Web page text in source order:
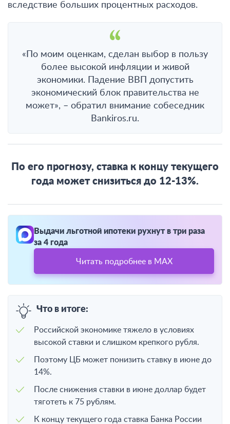
вследствие больших процентных расходов.
«По моим оценкам, сделан выбор в пользу
более высокой инфляции и живой
экономики. Падение ВВП допустить
экономический блок правительства не
может», – обратил внимание собеседник
Bankiros.ru.
По его прогнозу, ставка к концу текущего
года может снизиться до 12-13%.
Выдачи льготной ипотеки рухнут в три раза
за 4 года
Читать подробнее в MAX
Что в итоге:
Российской экономике тяжело в условиях
высокой ставки и слишком крепкого рубля.
Поэтому ЦБ может понизить ставку в июне до
14%.
После снижения ставки в июне доллар будет
тяготеть к 75 рублям.
К концу текущего года ставка Банка России